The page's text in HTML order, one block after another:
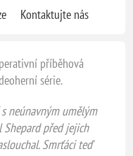
Kontaktujte nás
příběhová
série.
neúnavným umělým
Shepard před jejich
Smrťáci teď